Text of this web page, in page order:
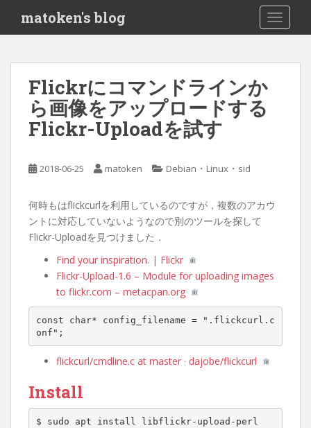
i
matoken's blog
Flickrにコマンドラインか
ら画像をアップロードする
Flickr-Uploadを試す
2018-06-25 matoken Debian ・ Linux ・ sid
何時もはflickcurlを利用しているのですが，複数のアカウ
ントに対応していないようなので別のツールを探して
Flickr-Uploadを見つけました．
Find your inspiration. | Flickr
Flickr-Upload-1.6 – Module for uploading images
to flickr.com – metacpan.org
const char* config_filename = ".flickcurl.c
flickcurl/cmdline.c at master · dajobe/flickcurl
Install